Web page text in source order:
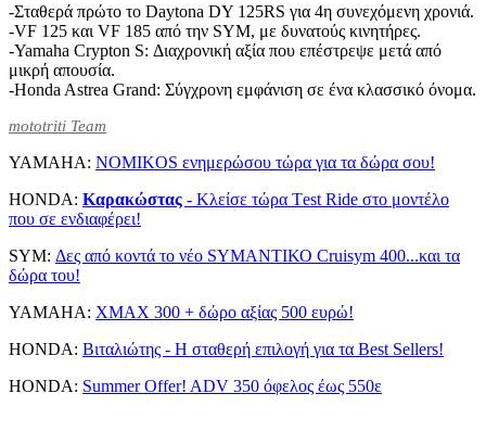
-Σταθερά πρώτο το Daytona DY 125RS για 4η συνεχόμενη χρονιά.
-VF 125 και VF 185 από την SYM, με δυνατούς κινητήρες.
-Yamaha Crypton S: Διαχρονική αξία που επέστρεψε μετά από
μικρή απουσία.
-Honda Astrea Grand: Σύγχρονη εμφάνιση σε ένα κλασσικό όνομα.
mototriti Team
YAMAHA: NOMIKOS ενημερώσου τώρα για τα δώρα σου!
HONDA: Καρακώστας - Kλείσε τώρα Τest Ride στο μοντέλο
που σε ενδιαφέρει!
SYM: Δες από κοντά το νέο SYMΑΝΤΙΚΟ Cruisym 400...και τα
δώρα του!
YAMAHA: XMAX 300 + δώρο αξίας 500 ευρώ!
HONDA: Βιταλιώτης - Η σταθερή επιλογή για τα Best Sellers!
HONDA: Summer Offer! ADV 350 όφελος έως 550ε